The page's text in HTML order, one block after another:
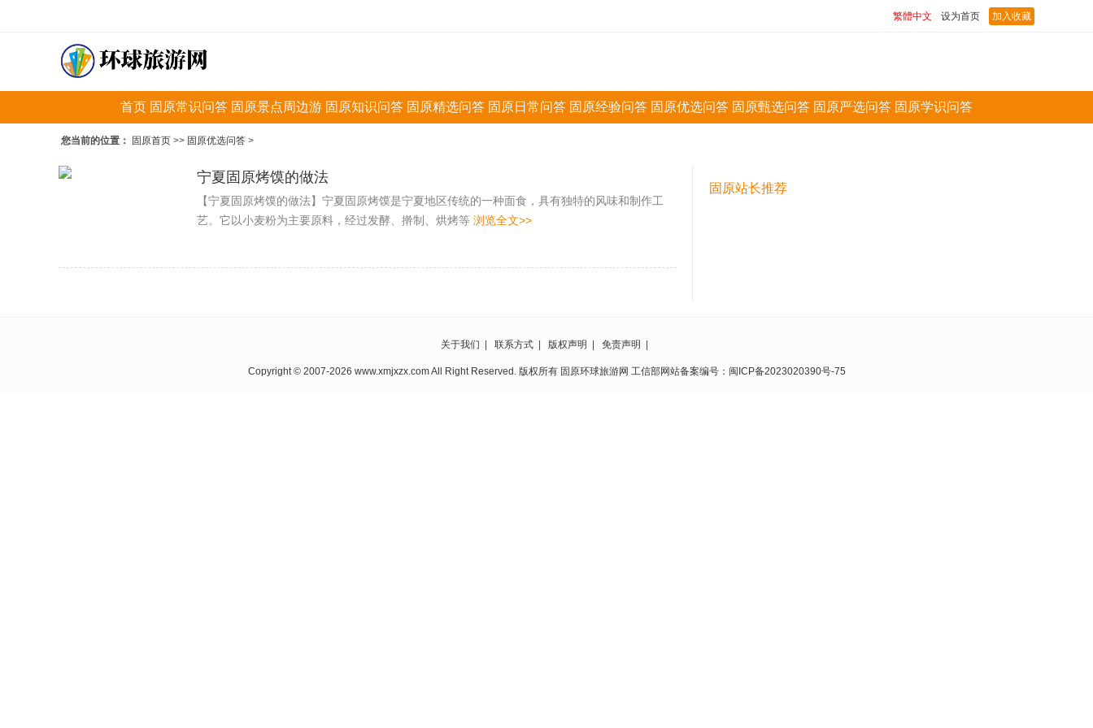
繁體中文 设为首页 加入收藏
首页 固原常识问答 固原景点周边游 固原知识问答 固原精选问答 固原日常问答 固原经验问答 固原优选问答 固原甄选问答 固原严选问答 固原学识问答
您当前的位置： 固原首页 >> 固原优选问答 >
宁夏固原烤馍的做法
【宁夏固原烤馍的做法】宁夏固原烤馍是宁夏地区传统的一种面食，具有独特的风味和制作工
艺。它以小麦粉为主要原料，经过发酵、擀制、烘烤等 浏览全文>>
固原站长推荐
关于我们 联系方式 版权声明 免责声明
Copyright © 2007-2026 www.xmjxzx.com All Right Reserved. 版权所有 固原环球旅游网 工信部网站备案编号： 闽ICP备2023020390号-75